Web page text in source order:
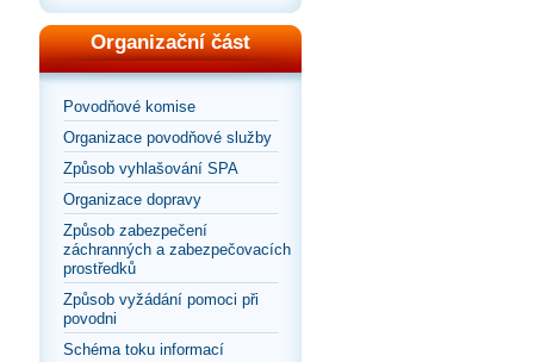
Organizační část
Povodňové komise
Organizace povodňové služby
Způsob vyhlašování SPA
Organizace dopravy
Způsob zabezpečení
záchranných a zabezpečovacích
prostředků
Způsob vyžádání pomoci při
povodni
Schéma toku informací